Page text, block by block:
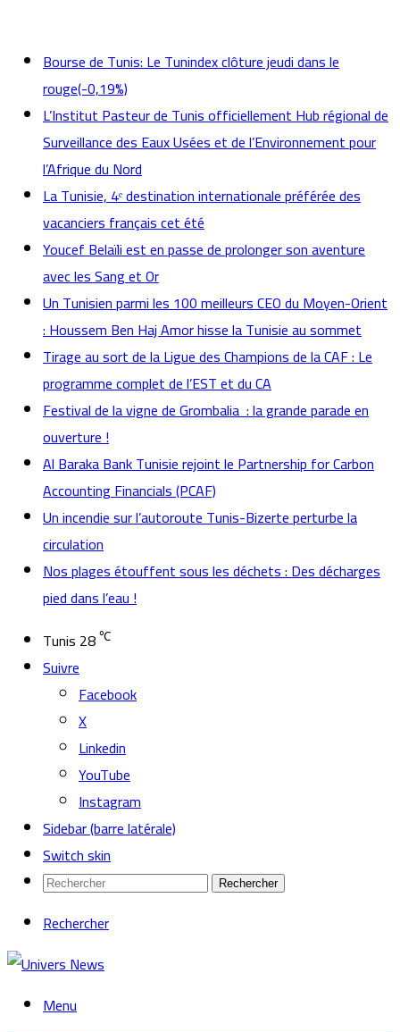
Bourse de Tunis: Le Tunindex clôture jeudi dans le
rouge(-0,19%)
L’Institut Pasteur de Tunis officiellement Hub régional de
Surveillance des Eaux Usées et de l’Environnement pour
l’Afrique du Nord
La Tunisie, 4ᵉ destination internationale préférée des
vacanciers français cet été
Youcef Belaïli est en passe de prolonger son aventure
avec les Sang et Or
Un Tunisien parmi les 100 meilleurs CEO du Moyen-Orient
: Houssem Ben Haj Amor hisse la Tunisie au sommet
Tirage au sort de la Ligue des Champions de la CAF : Le
programme complet de l’EST et du CA
Festival de la vigne de Grombalia : la grande parade en
ouverture !
Al Baraka Bank Tunisie rejoint le Partnership for Carbon
Accounting Financials (PCAF)
Un incendie sur l’autoroute Tunis-Bizerte perturbe la
circulation
Nos plages étouffent sous les déchets : Des décharges
pied dans l’eau !
Tunis 28℃
Suivre
Facebook
X
Linkedin
YouTube
Instagram
Sidebar (barre latérale)
Switch skin
Rechercher
Rechercher
Menu